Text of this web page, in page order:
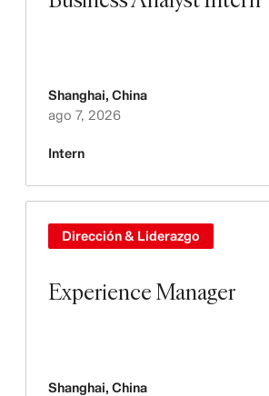
Shanghai, China
ago 7, 2026
Intern
Experience Manager
Dirección & Liderazgo
Shanghai, China